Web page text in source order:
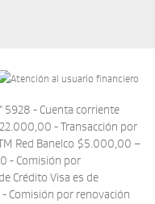
5928 - Cuenta corriente
- Transacción por
Red Banelco $5.000,00 –
- Comisión por
Crédito Visa es de
Comisión por renovación